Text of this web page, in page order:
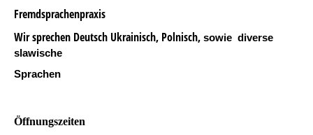
Fremdsprachenpraxis
Wir sprechen Deutsch Ukrainisch, Polnisch, sowie diverse
slawische
Sprachen
Öffnungszeiten